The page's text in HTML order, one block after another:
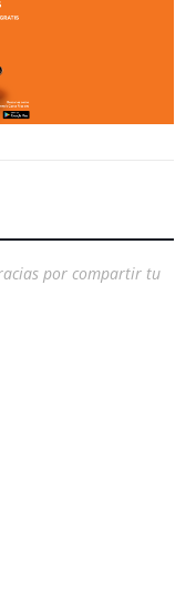
por compartir tu